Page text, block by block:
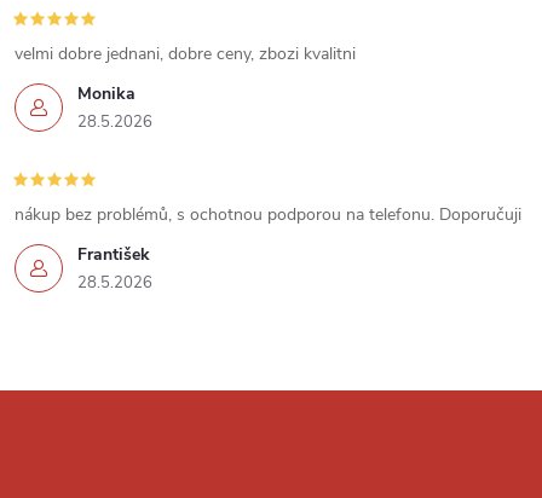
ý
p
i
s
u
Monika
28.5.2026
velmi dobre jednani, dobre ceny, zbozi kvalitni
František
28.5.2026
nákup bez problémů, s ochotnou podporou na telefonu. Doporučuji